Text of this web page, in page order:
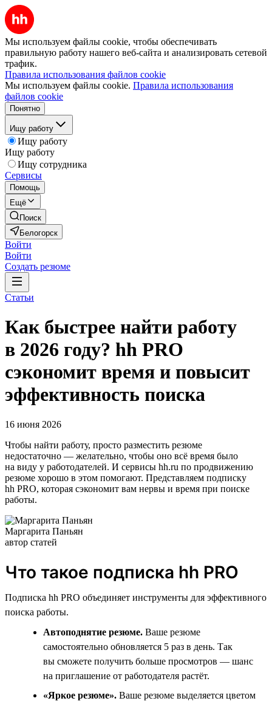
Мы используем файлы cookie, чтобы обеспечивать
правильную работу нашего веб-сайта и анализировать сетевой
трафик.
Правила использования файлов cookie
Мы используем файлы cookie. Правила использования
файлов cookie
Понятно
Ищу работу
Ищу работу
Ищу работу
Ищу сотрудника
Сервисы
Помощь
Ещё
Поиск
Белогорск
Войти
Войти
Создать резюме
Статьи
Как быстрее найти работу
в 2026 году? hh PRO
сэкономит время и повысит
эффективность поиска
16 июня 2026
Чтобы найти работу, просто разместить резюме
недостаточно — желательно, чтобы оно всё время было
на виду у работодателей. И сервисы hh.ru по продвижению
резюме хорошо в этом помогают. Представляем подписку
hh PRO, которая сэкономит вам нервы и время при поиске
работы.
Маргарита Паньян
автор статей
Что такое подписка hh PRO
Подписка hh PRO объединяет инструменты для эффективного
поиска работы.
Автоподнятие резюме. Ваше резюме
самостоятельно обновляется 5 раз в день. Так
вы сможете получить больше просмотров — шанс
на приглашение от работодателя растёт.
«Яркое резюме». Ваше резюме выделяется цветом